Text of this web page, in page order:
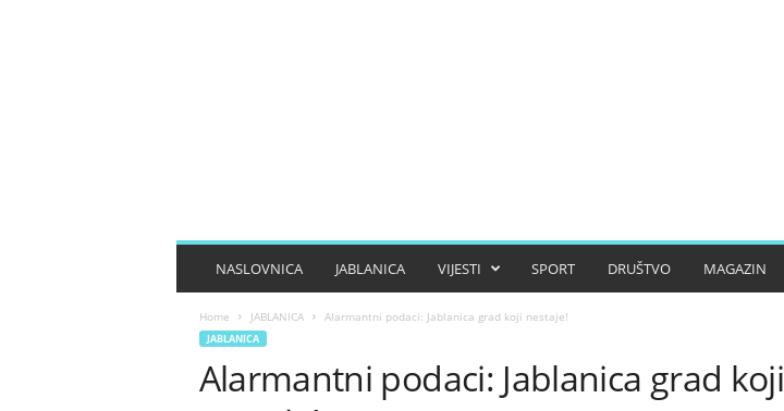
NASLOVNICA JABLANICA VIJESTI SPORT DRUŠTVO MAGAZIN
Home JABLANICA Alarmantni podaci: Jablanica grad koji nestaje!
JABLANICA
Alarmantni podaci: Jablanica grad koji